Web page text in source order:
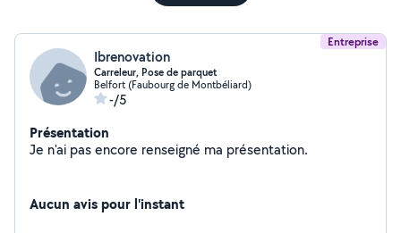
Entreprise
Ibrenovation
Carreleur, Pose de parquet
Belfort (Faubourg de Montbéliard)
-/5
Présentation
Je n'ai pas encore renseigné ma présentation.
Aucun avis pour l'instant